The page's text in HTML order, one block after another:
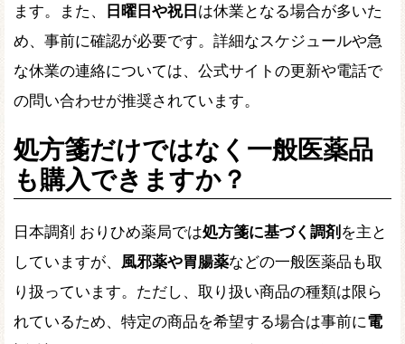
ます。また、 日曜日や祝日は休業となる場合が多いた
め、事前に確認が必要です。詳細なスケジュールや急
な休業の連絡については、公式サイトの更新や電話で
の問い合わせが推奨されています。
処方箋だけではなく一般医薬品
も購入できますか？
日本調剤 おりひめ薬局では処方箋に基づく調剤 を主と
していますが、 風邪薬や胃腸薬などの一般医薬品も取
り扱っています。ただし、取り扱い商品の種類は限ら
れているため、特定の商品を希望する場合は事前に電